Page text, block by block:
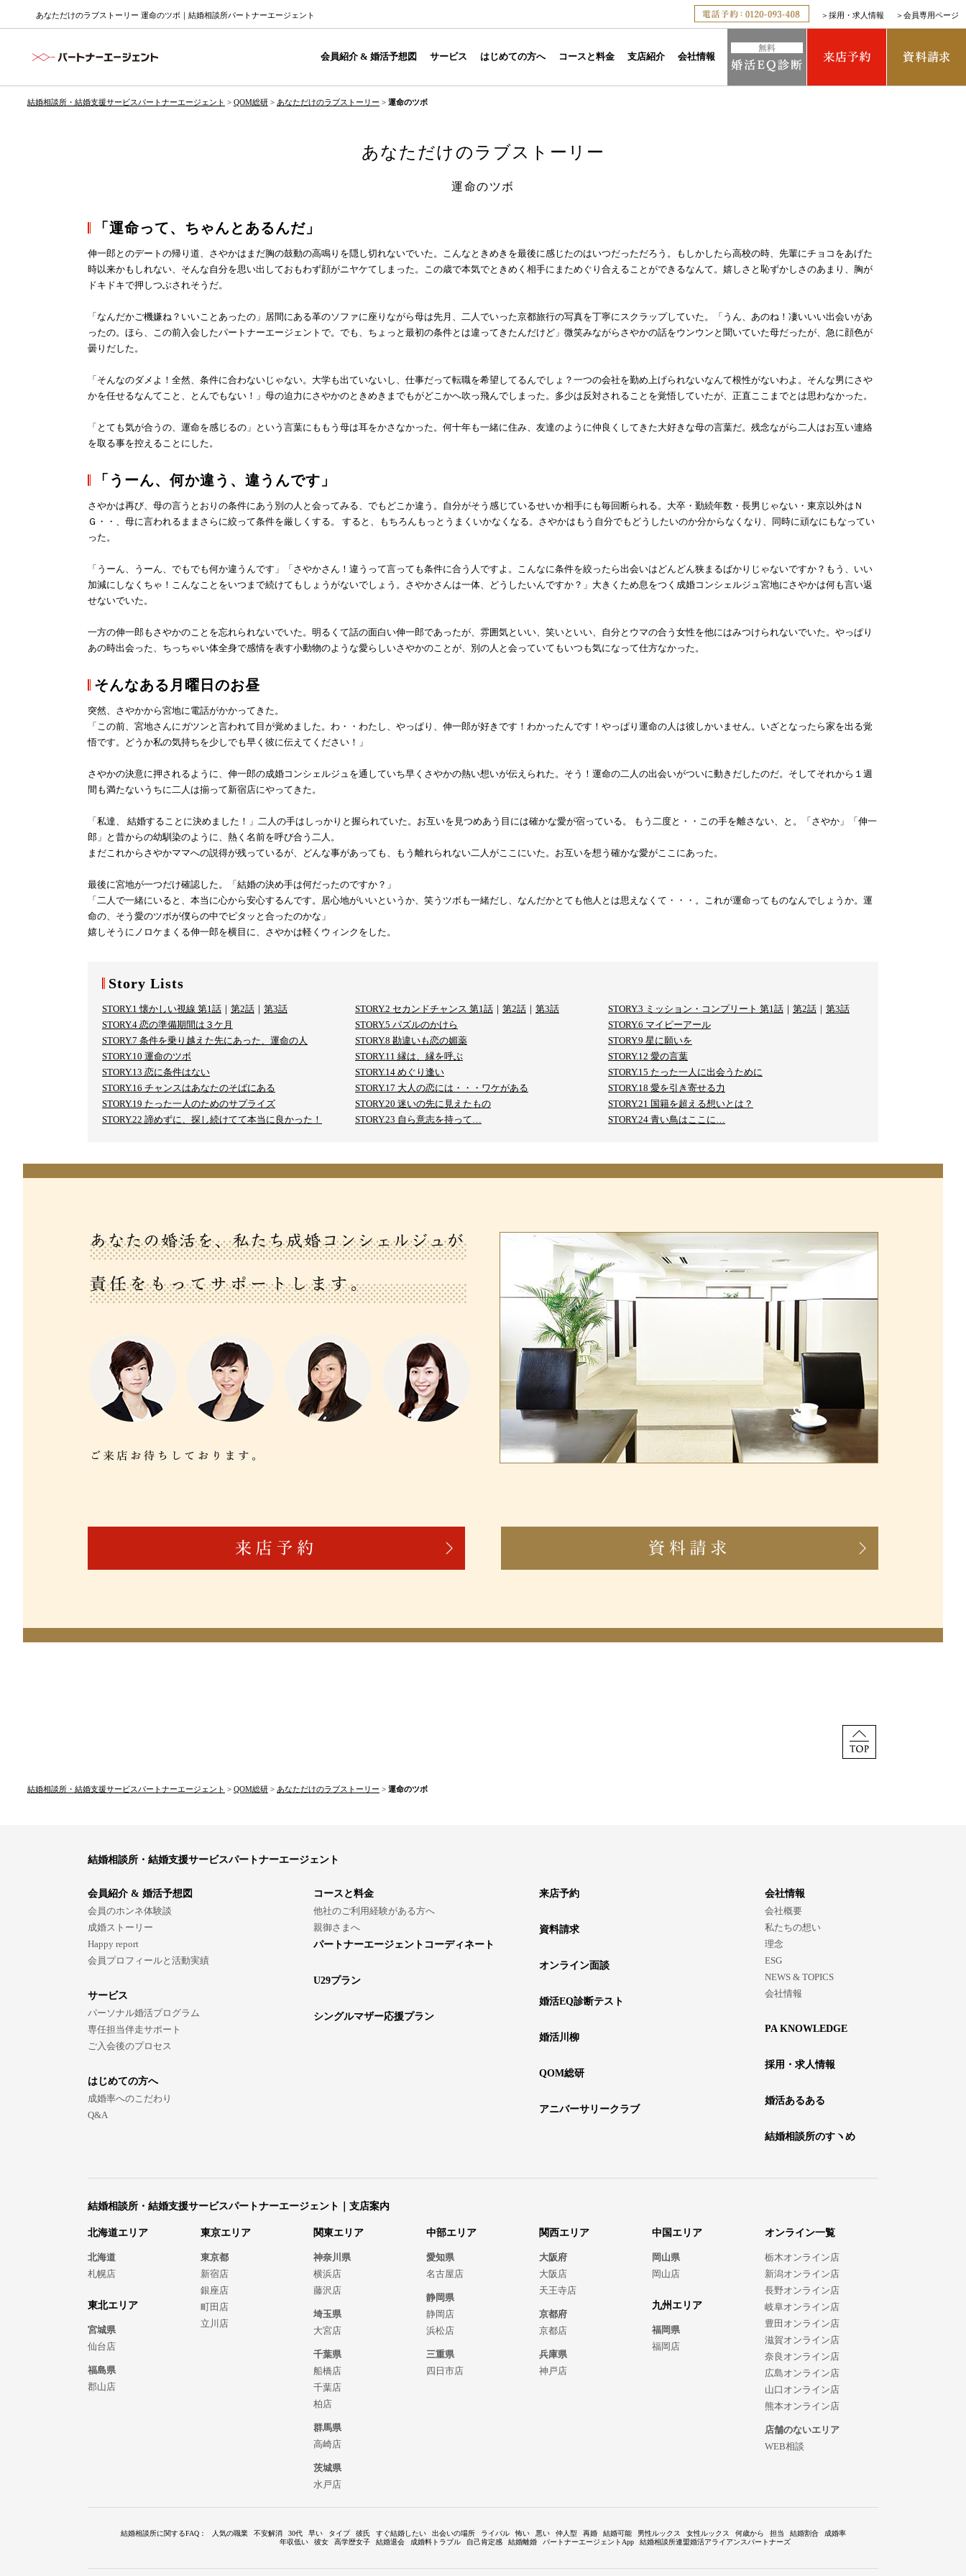
あなただけのラブストーリー 運命のツボ｜結婚相談所パートナーエージェント ＞ 採用・求人情報 ＞ 会員専用ページ
会員紹介 & 婚活予想図 サービス はじめての方へ コースと料金 支店紹介 会社情報
結婚相談所・結婚支援サービスパートナーエージェント > QOM総研 > あなただけのラブストーリー > 運命のツボ
あなただけのラブストーリー
運命のツボ
「運命って、ちゃんとあるんだ」
伸一郎とのデートの帰り道、さやかはまだ胸の鼓動の高鳴りを隠し切れないでいた。こんなときめきを最後に感じたのはいつだっただろう。もしかしたら高校の時、先輩にチョコをあげた
時以来かもしれない、そんな自分を思い出しておもわず顔がニヤケてしまった。この歳で本気でときめく相手にまためぐり合えることができるなんて。嬉しさと恥ずかしさのあまり、胸が
ドキドキで押しつぶされそうだ。
「なんだかご機嫌ね？いいことあったの」居間にある革のソファに座りながら母は先月、二人でいった京都旅行の写真を丁寧にスクラップしていた。「うん、あのね！凄いいい出会いがあ
ったの。ほら、この前入会したパートナーエージェントで。でも、ちょっと最初の条件とは違ってきたんだけど」微笑みながらさやかの話をウンウンと聞いていた母だったが、急に顔色が
曇りだした。
「そんなのダメよ！全然、条件に合わないじゃない。大学も出ていないし、仕事だって転職を希望してるんでしょ？一つの会社を勤め上げられないなんて根性がないわよ。そんな男にさや
かを任せるなんてこと、とんでもない！」母の迫力にさやかのときめきまでもがどこかへ吹っ飛んでしまった。多少は反対されることを覚悟していたが、正直ここまでとは思わなかった。
「とても気が合うの、運命を感じるの」という言葉にももう母は耳をかさなかった。何十年も一緒に住み、友達のように仲良くしてきた大好きな母の言葉だ。残念ながら二人はお互い連絡
を取る事を控えることにした。
「うーん、何か違う、違うんです」
さやかは再び、母の言うとおりの条件にあう別の人と会ってみる、でもどこか違う。自分がそう感じているせいか相手にも毎回断られる。大卒・勤続年数・長男じゃない・東京以外はＮ
Ｇ・・、母に言われるままさらに絞って条件を厳しくする。 すると、もちろんもっとうまくいかなくなる。さやかはもう自分でもどうしたいのか分からなくなり、同時に頑なにもなってい
った。
「うーん、うーん、でもでも何か違うんです」「さやかさん！違うって言っても条件に合う人ですよ。こんなに条件を絞ったら出会いはどんどん狭まるばかりじゃないですか？もう、いい
加減にしなくちゃ！こんなことをいつまで続けてもしょうがないでしょう。さやかさんは一体、どうしたいんですか？」大きくため息をつく成婚コンシェルジュ宮地にさやかは何も言い返
せないでいた。
一方の伸一郎もさやかのことを忘れられないでいた。明るくて話の面白い伸一郎であったが、雰囲気といい、笑いといい、自分とウマの合う女性を他にはみつけられないでいた。やっぱり
あの時出会った、ちっちゃい体全身で感情を表す小動物のような愛らしいさやかのことが、別の人と会っていてもいつも気になって仕方なかった。
そんなある月曜日のお昼
突然、さやかから宮地に電話がかかってきた。
「この前、宮地さんにガツンと言われて目が覚めました。わ・・わたし、やっぱり、伸一郎が好きです！わかったんです！やっぱり運命の人は彼しかいません。いざとなったら家を出る覚
悟です。どうか私の気持ちを少しでも早く彼に伝えてください！」
さやかの決意に押されるように、伸一郎の成婚コンシェルジュを通していち早くさやかの熱い想いが伝えられた。そう！運命の二人の出会いがついに動きだしたのだ。そしてそれから１週
間も満たないうちに二人は揃って新宿店にやってきた。
「私達、 結婚することに決めました！」二人の手はしっかりと握られていた。お互いを見つめあう目には確かな愛が宿っている。 もう二度と・・この手を離さない、と。「さやか」「伸一
郎」と昔からの幼馴染のように、熱く名前を呼び合う二人。
まだこれからさやかママへの説得が残っているが、どんな事があっても、もう離れられない二人がここにいた。お互いを想う確かな愛がここにあった。
最後に宮地が一つだけ確認した。「結婚の決め手は何だったのですか？」
「二人で一緒にいると、本当に心から安心するんです。居心地がいいというか、笑うツボも一緒だし、なんだかとても他人とは思えなくて・・・。これが運命ってものなんでしょうか。運
命の、そう愛のツボが僕らの中でピタッと合ったのかな」
嬉しそうにノロケまくる伸一郎を横目に、さやかは軽くウィンクをした。
Story Lists
STORY.1 懐かしい視線 第1話 ｜ 第2話 ｜ 第3話 STORY.2 セカンドチャンス 第1話 ｜ 第2話 ｜ 第3話 STORY.3 ミッション・コンプリート 第1話 ｜ 第2話 ｜ 第3話
STORY.4 恋の準備期間は３ケ月
STORY.5 パズルのかけら
STORY.6 マイピーアール
STORY.7 条件を乗り越えた先にあった、運命の人
STORY.8 勘違いも恋の媚薬
STORY.9 星に願いを
STORY.10 運命のツボ
STORY.11 縁は、縁を呼ぶ
STORY.12 愛の言葉
STORY.13 恋に条件はない
STORY.14 めぐり逢い
STORY.15 たった一人に出会うために
STORY.16 チャンスはあなたのそばにある
STORY.17 大人の恋には・・・ワケがある
STORY.18 愛を引き寄せる力
STORY.19 たった一人のためのサプライズ
STORY.20 迷いの先に見えたもの
STORY.21 国籍を超える想いとは？
STORY.22 諦めずに、探し続けてて本当に良かった！
STORY.23 自ら意志を持って… STORY.24 青い鳥はここに…
結婚相談所・結婚支援サービスパートナーエージェント > QOM総研 > あなただけのラブストーリー > 運命のツボ
結婚相談所・結婚支援サービスパートナーエージェント
会員紹介 & 婚活予想図
会員のホンネ体験談
成婚ストーリー
Happy report
会員プロフィールと活動実績
サービス
パーソナル婚活プログラム
専任担当伴走サポート
ご入会後のプロセス
はじめての方へ
成婚率へのこだわり
Q&A
コースと料金
他社のご利用経験がある方へ
親御さまへ
パートナーエージェントコーディネート
U29プラン
シングルマザー応援プラン
来店予約
資料請求
オンライン面談
婚活EQ診断テスト
婚活川柳
QOM総研
アニバーサリークラブ
会社情報
会社概要
私たちの想い
理念
ESG
NEWS & TOPICS
会社情報
PA KNOWLEDGE
採用・求人情報
婚活あるある
結婚相談所のすヽめ
結婚相談所・結婚支援サービスパートナーエージェント｜支店案内
北海道エリア
北海道
札幌店
東北エリア
宮城県
仙台店
福島県
郡山店
東京エリア
東京都
新宿店
銀座店
町田店
立川店
関東エリア
神奈川県
横浜店
藤沢店
埼玉県
大宮店
千葉県
船橋店
千葉店
柏店
群馬県
高崎店
茨城県
水戸店
中部エリア
愛知県
名古屋店
静岡県
静岡店
浜松店
三重県
四日市店
関西エリア
大阪府
大阪店
天王寺店
京都府
京都店
兵庫県
神戸店
中国エリア
岡山県
岡山店
九州エリア
福岡県
福岡店
オンライン一覧
栃木オンライン店
新潟オンライン店
長野オンライン店
岐阜オンライン店
豊田オンライン店
滋賀オンライン店
奈良オンライン店
広島オンライン店
山口オンライン店
熊本オンライン店
店舗のないエリア
WEB相談
結婚相談所に関するFAQ： 人気の職業 不安解消 30代 早い タイプ 彼氏 すぐ結婚したい 出会いの場所 ライバル 怖い 悪い 仲人型 再婚 結婚可能 男性ルックス 女性ルックス 何歳から 担当 結婚割合
成婚率
年収低い
彼女 高学歴女子 結婚退会 成婚料トラブル 自己肯定感 結婚離婚 パートナーエージェントApp 結婚相談所連盟婚活アライアンスパートナーズ